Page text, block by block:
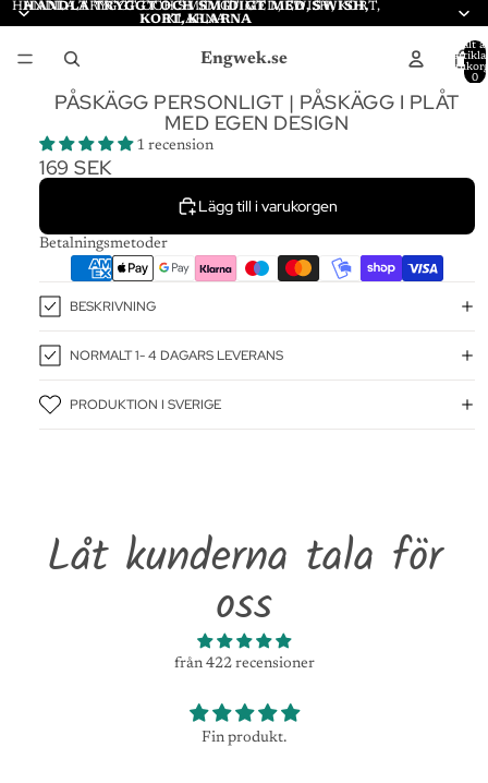
HANDLA TRYGGT OCH SMIDIGT MED, SWISH,
KORT, KLARNA
HANDLA TRYGGT OCH SMIDIGT MED, SWISH, KORT,
KLARNA
Engwek.se
Totalt
0
PÅSKÄGG PERSONLIGT | PÅSKÄGG I PLÅT
MED EGEN DESIGN
1 recension
169 SEK
Lägg till i varukorgen
Betalningsmetoder
BESKRIVNING
NORMALT 1- 4 DAGARS LEVERANS
PRODUKTION I SVERIGE
Låt kunderna tala för
oss
från 422 recensioner
Fin produkt.